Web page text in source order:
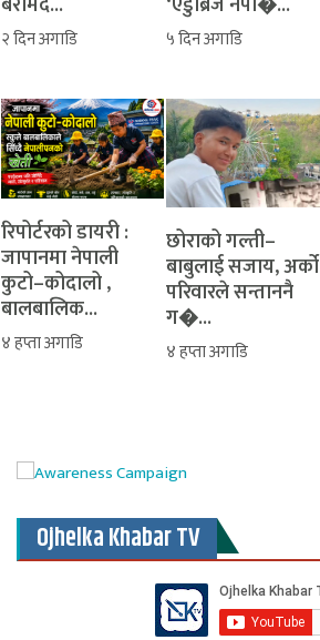
२ दिन अगाडि ५ दिन अगाडि
रिपोर्टरको डायरी :
जापानमा नेपाली
कुटो–कोदालो ,
बालबालिक...
४ हप्ता अगाडि
‎​छोराको गल्ती–
बाबुलाई सजाय, अर्को
परिवारले सन्ताननै
ग�...
४ हप्ता अगाडि
Ojhelka Khabar TV